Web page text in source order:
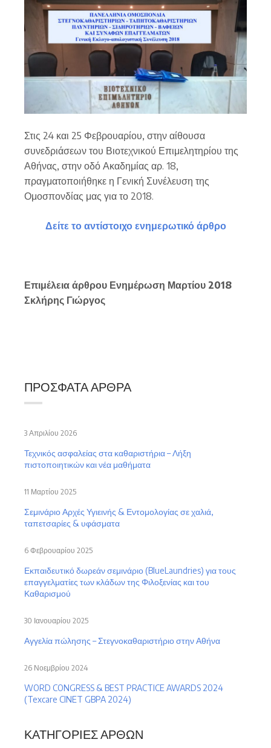
Στις 24 και 25 Φεβρουαρίου, στην αίθουσα
συνεδριάσεων του Βιοτεχνικού Επιμελητηρίου της
Αθήνας, στην οδό Ακαδημίας αρ. 18,
πραγματοποιήθηκε η Γενική Συνέλευση της
Ομοσπονδίας μας για το 2018.
Δείτε το αντίστοιχο ενημερωτικό άρθρο
Επιμέλεια άρθρου Ενημέρωση Μαρτίου 2018
Σκλήρης Γιώργος
ΠΡΌΣΦΑΤΑ ΆΡΘΡΑ
Τεχνικός ασφαλείας στα καθαριστήρια – Λήξη
πιστοποιητικών και νέα μαθήματα
3 Απριλίου 2026
Σεμινάριο Αρχές Υγιεινής & Εντομολογίας σε χαλιά,
ταπετσαρίες & υφάσματα
11 Μαρτίου 2025
Εκπαιδευτικό δωρεάν σεμινάριο (BlueLaundries) για τους
επαγγελματίες των κλάδων της Φιλοξενίας και του
Καθαρισμού
6 Φεβρουαρίου 2025
Αγγελία πώλησης – Στεγνοκαθαριστήριο στην Αθήνα
30 Ιανουαρίου 2025
WORD CONGRESS & BEST PRACTICE AWARDS 2024
(Texcare CINET GBPA 2024)
26 Νοεμβρίου 2024
ΚΑΤΗΓΟΡΊΕΣ ΆΡΘΩΝ